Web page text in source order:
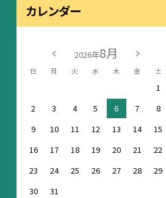
カレンダー
2026年8月
日 月 火 水 木 金 土
1
2
3 4 5 6 7
8
9
10 11 12 13 14
15
16
17 18 19 20 21
22
23
24 25 26 27 28
29
30
31